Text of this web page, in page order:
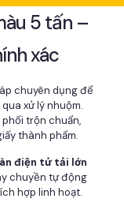
5 tấn –
xác
chuyên dụng để
xử lý nhuộm.
trộn chuẩn,
thành phẩm.
điện tử tải lớn
chuyền tự động
hợp linh hoạt.